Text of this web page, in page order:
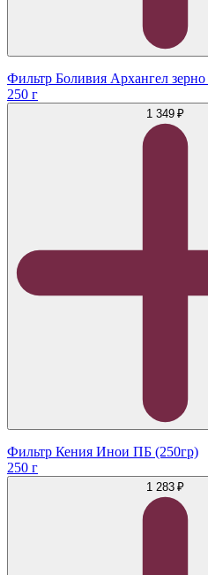
Фильтр Боливия Архангел зерно
250 г
1 349 ₽
Фильтр Кения Инои ПБ (250гр)
250 г
1 283 ₽